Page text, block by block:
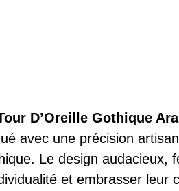
D’Oreille Gothique
avec une précision
Le design
et embrasser leur